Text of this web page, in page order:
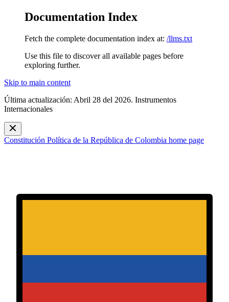
Documentation Index
Fetch the complete documentation index at: /llms.txt
Use this file to discover all available pages before
exploring further.
Skip to main content
Última actualización: Abril 28 del 2026. Instrumentos
Internacionales
Constitución Política de la República de Colombia home page